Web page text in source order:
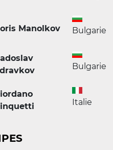
Manolkov Bulgarie
Bulgarie
Italie